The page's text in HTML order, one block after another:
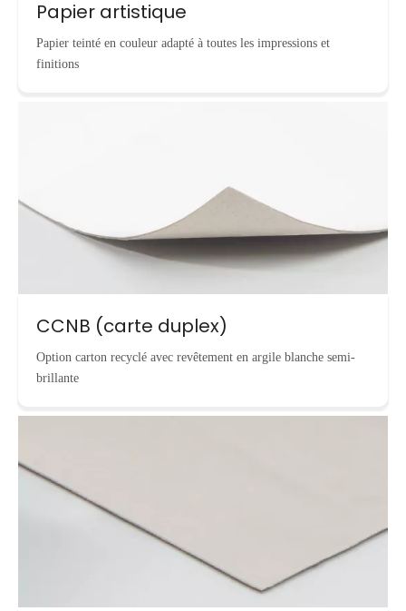
Papier artistique
Papier teinté en couleur adapté à toutes les impressions et
finitions
CCNB (carte duplex)
Option carton recyclé avec revêtement en argile blanche semi-
brillante